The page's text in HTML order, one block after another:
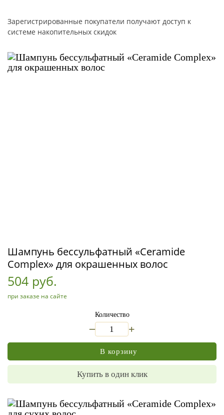
Зарегистрированные покупатели получают доступ к
системе накопительных скидок
Шампунь бессульфатный «Ceramide
Complex» для окрашенных волос
504 руб.
при заказе на сайте
Количество
+
В корзину
Купить в один клик